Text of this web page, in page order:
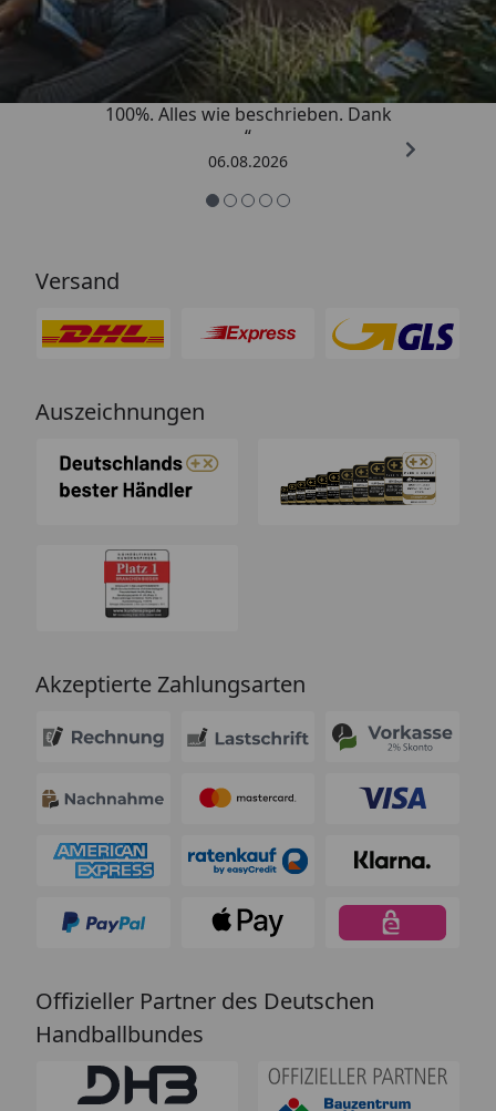
4,83/ 5
„Super schnell gelifert. Ware passt
100%. Alles wie beschrieben. Dank
“
06.08.2026
Versand
Auszeichnungen
Akzeptierte Zahlungsarten
Offizieller Partner des Deutschen
Handballbundes